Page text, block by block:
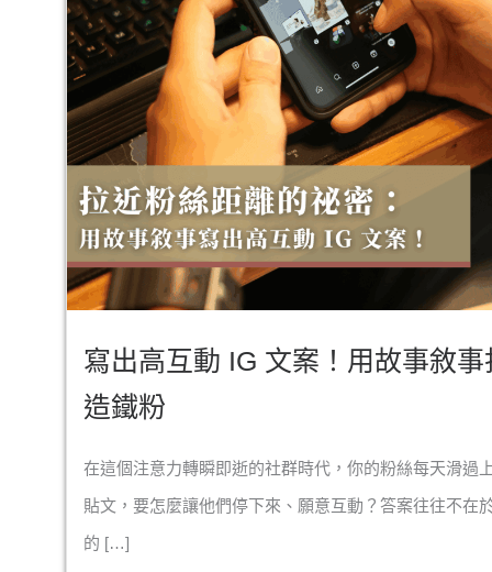
寫出高互動 IG 文案！用故事敘事
造鐵粉
在這個注意力轉瞬即逝的社群時代，你的粉絲每天滑過
貼文，要怎麼讓他們停下來、願意互動？答案往往不在
的 […]